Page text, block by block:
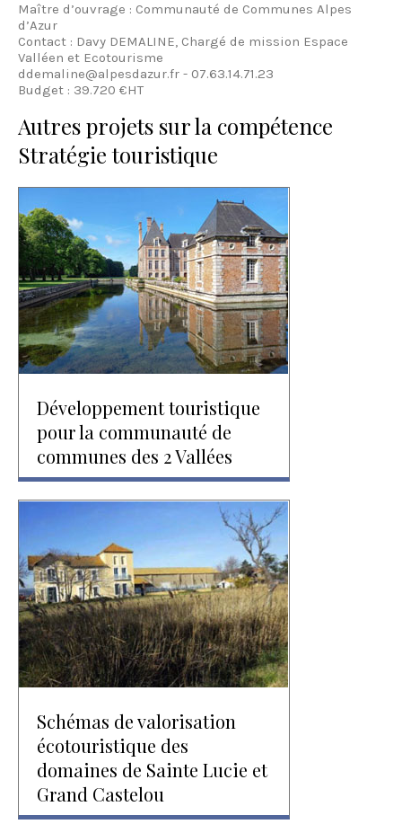
Maître d’ouvrage : Communauté de Communes Alpes
d’Azur
Contact : Davy DEMALINE, Chargé de mission Espace
Valléen et Ecotourisme
ddemaline@alpesdazur.fr - 07.63.14.71.23
Budget : 39.720 €HT
Autres projets sur la compétence
Stratégie touristique
Développement touristique
pour la communauté de
communes des 2 Vallées
Schémas de valorisation
écotouristique des
domaines de Sainte Lucie et
Grand Castelou